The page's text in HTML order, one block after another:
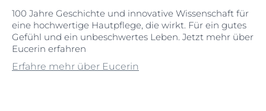
100 Jahre Geschichte und innovative Wissenschaft für
eine hochwertige Hautpflege, die wirkt. Für ein gutes
Gefühl und ein unbeschwertes Leben. Jetzt mehr über
Eucerin erfahren
Erfahre mehr über Eucerin